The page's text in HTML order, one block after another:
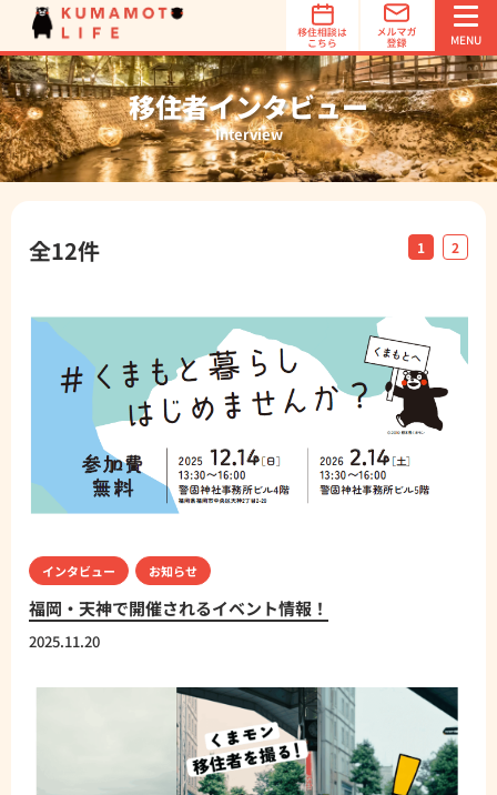
MENU
オススメ地域診断
オススメ地域診断は、あなたの希望する「立地条件」「特
徴」「魅力」を選択するだけで、オススメの移住先を診断
します。診断は1分で完了！
オススメ地域診断スタート
移住者インタビュー
Interview
全12件 1 2
インタビュー お知らせ
福岡・天神で開催されるイベント情報！
2025.11.20